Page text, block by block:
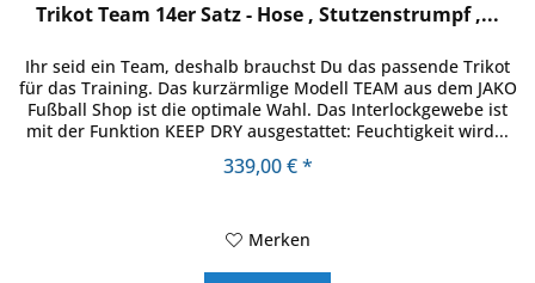
Trikot Team 14er Satz - Hose , Stutzenstrumpf ,...
Ihr seid ein Team, deshalb brauchst Du das passende Trikot
für das Training. Das kurzärmlige Modell TEAM aus dem JAKO
Fußball Shop ist die optimale Wahl. Das Interlockgewebe ist
mit der Funktion KEEP DRY ausgestattet: Feuchtigkeit wird...
339,00 € *
Merken